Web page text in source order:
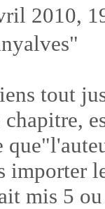
2010,
tout
chapitre,
importer
mis 5